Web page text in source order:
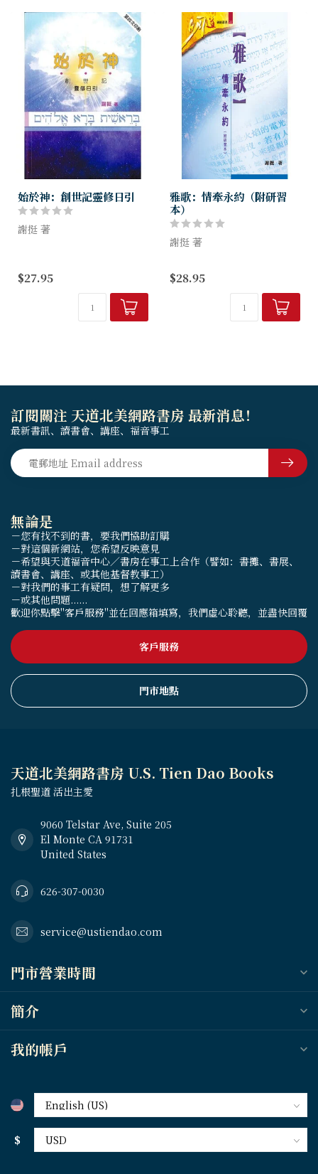
始於神：創世記靈修日引
謝挺 著
藉著經文中出現的希伯來文字
詞，帶出思考和反省，從而與
神有更親密的相交。作者不是
單單為懂得原文...
$27.95
雅歌：情牽永約（附研習
本）
謝挺 著
河漢界，互不相容，兩者之間
的張力在解釋雅歌時尤顯突
出。謝挺博士透過文本互涉把
雅歌與其他舊約正典聯繫起
$28.95
無論是
－您有找不到的書，要我們協助訂購
－對這個新網站，您希望反映意見
－希望與天道福音中心／書房在事工上合作（譬如：書攤、書展、
讀書會、講座、或其他基督教事工）
－對我們的事工有疑問，想了解更多
－或其他問題......
歡迎你點擊"客戶服務"並在回應箱填寫，我們虛心聆聽，並盡快回覆
客戶服務
門市地點
訂閱關注 天道北美網路書房 最新消息！
最新書訊、讀書會、講座、福音事工
天道北美網路書房 U.S. Tien Dao Books
扎根聖道 活出主愛
9060 Telstar Ave, Suite 205
El Monte CA 91731
United States
626-307-0030
service@ustiendao.com
門市營業時間
簡介
我的帳戶
$